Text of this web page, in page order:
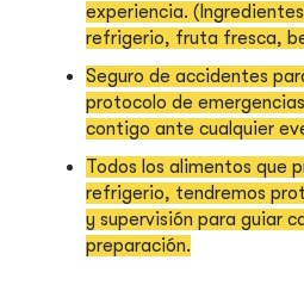
experiencia.
refrigerio, fruta fresca,
Seguro de accidentes
protocolo de
contigo ante cualquier
Todos los alimentos que
refrigerio, tendremos
y supervisión para guiar
preparación.